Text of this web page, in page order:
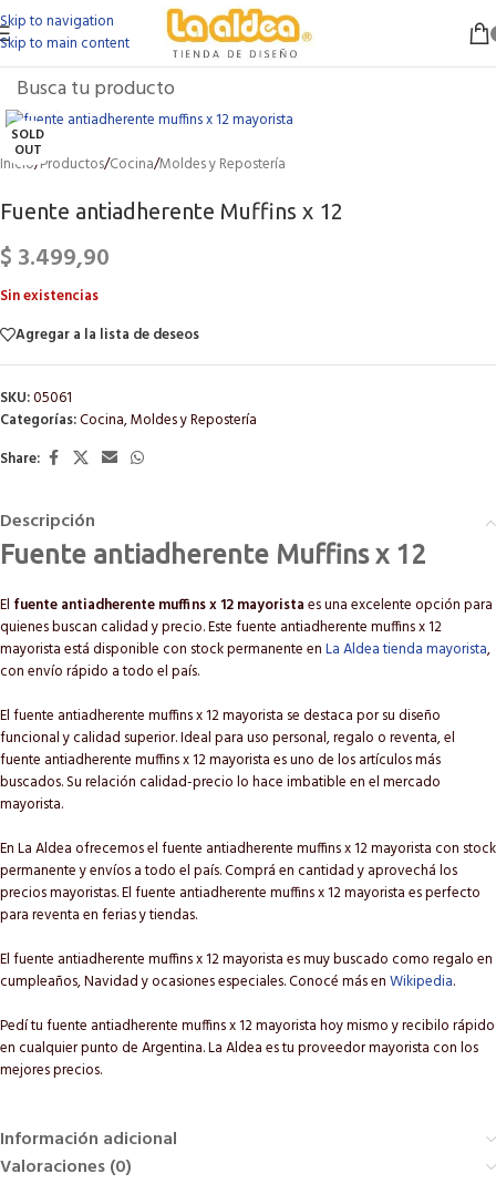
Skip to navigation
Skip to main content
SOLD
OUT
Click to enlarge
Inicio/Productos/Cocina/Moldes y Repostería
Fuente antiadherente Muffins x 12
$ 3.499,90
Sin existencias
Agregar a la lista de deseos
SKU:05061
Categorías:Cocina,Moldes y Repostería
Share:
Descripción
Fuente antiadherente Muffins x 12
El fuente antiadherente muffins x 12 mayoristaes una excelente opción para
quienes buscan calidad y precio. Este fuente antiadherente muffins x 12
mayorista está disponible con stock permanente enLa Aldea tienda mayorista,
con envío rápido a todo el país.
El fuente antiadherente muffins x 12 mayorista se destaca por su diseño
funcional y calidad superior. Ideal para uso personal, regalo o reventa, el
fuente antiadherente muffins x 12 mayorista es uno de los artículos más
buscados. Su relación calidad-precio lo hace imbatible en el mercado
mayorista.
En La Aldea ofrecemos el fuente antiadherente muffins x 12 mayorista con stock
permanente y envíos a todo el país. Comprá en cantidad y aprovechá los
precios mayoristas. El fuente antiadherente muffins x 12 mayorista es perfecto
para reventa en ferias y tiendas.
El fuente antiadherente muffins x 12 mayorista es muy buscado como regalo en
cumpleaños, Navidad y ocasiones especiales. Conocé más enWikipedia.
Pedí tu fuente antiadherente muffins x 12 mayorista hoy mismo y recibilo rápido
en cualquier punto de Argentina. La Aldea es tu proveedor mayorista con los
mejores precios.
Información adicional
Valoraciones (0)